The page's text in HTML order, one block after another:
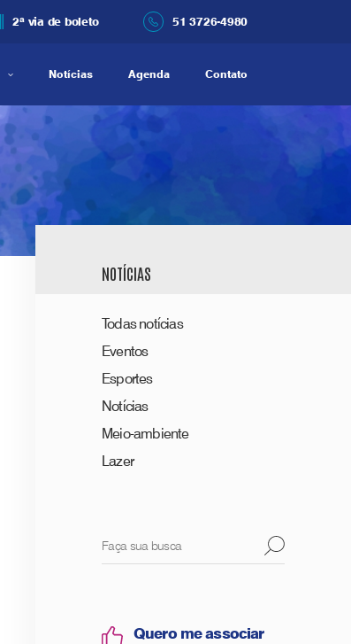
2ª via de boleto 51 3726-4980
Notícias Agenda Contato
NOTÍCIAS
Todas notícias
Eventos
Esportes
Notícias
Meio-ambiente
Lazer
Quero me associar